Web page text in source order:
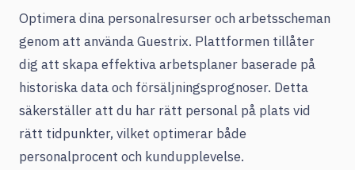
Optimera dina personalresurser och arbetsscheman
genom att använda Guestrix. Plattformen tillåter
dig att skapa effektiva arbetsplaner baserade på
historiska data och försäljningsprognoser. Detta
säkerställer att du har rätt personal på plats vid
rätt tidpunkter, vilket optimerar både
personalprocent och kundupplevelse.